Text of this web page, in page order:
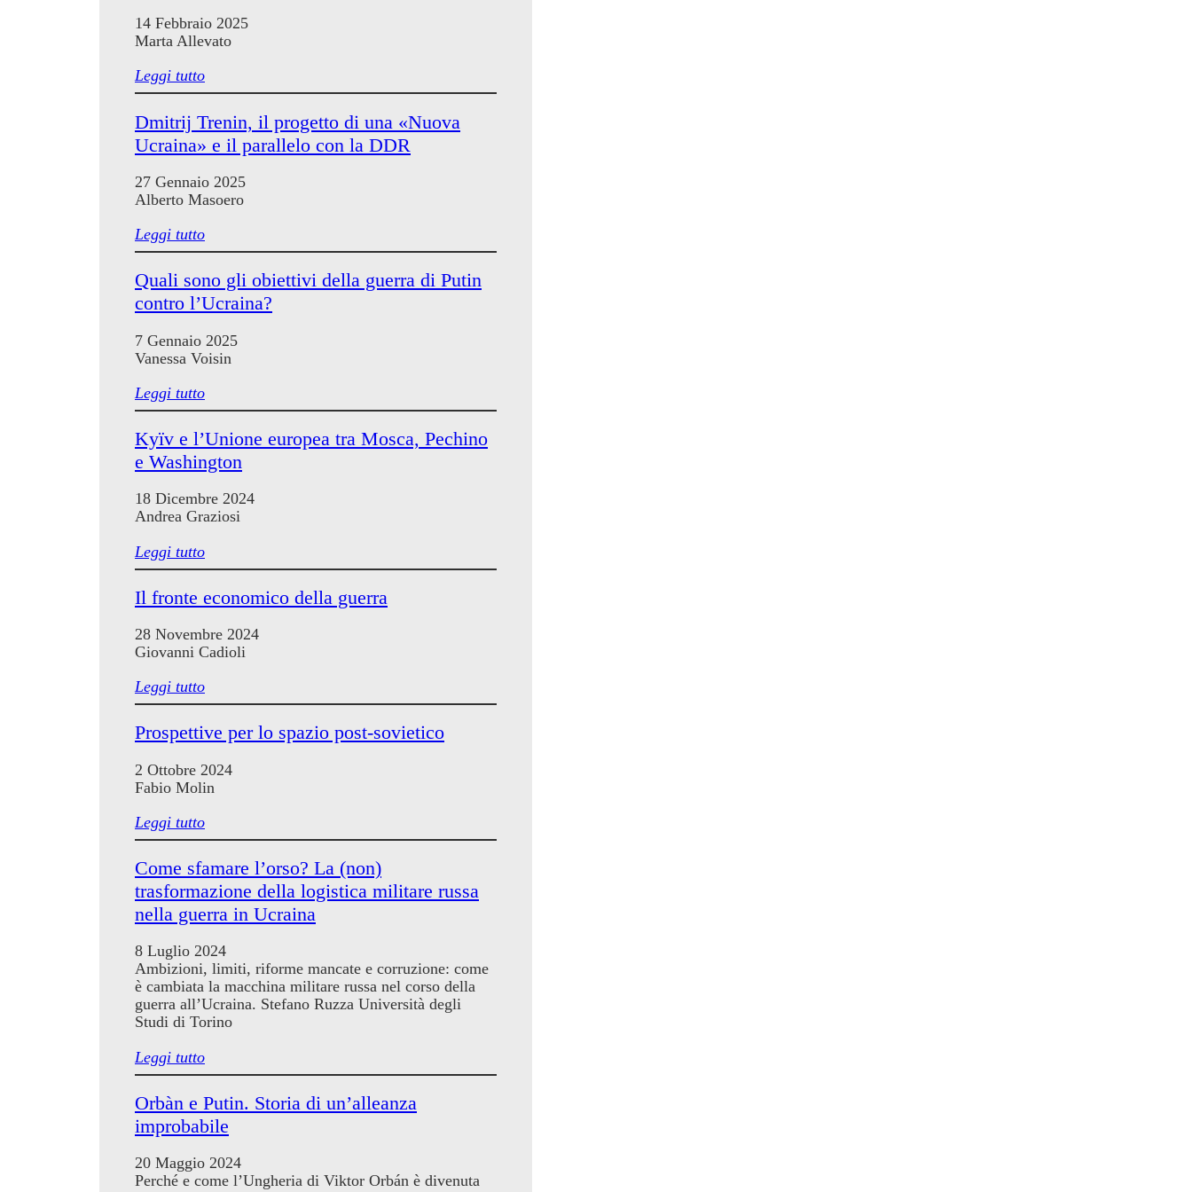
14 Febbraio 2025
Marta Allevato
Leggi tutto
Dmitrij Trenin, il progetto di una «Nuova
Ucraina» e il parallelo con la DDR
27 Gennaio 2025
Alberto Masoero
Leggi tutto
Quali sono gli obiettivi della guerra di Putin
contro l’Ucraina?
7 Gennaio 2025
Vanessa Voisin
Leggi tutto
Kyïv e l’Unione europea tra Mosca, Pechino
e Washington
18 Dicembre 2024
Andrea Graziosi
Leggi tutto
Il fronte economico della guerra
28 Novembre 2024
Giovanni Cadioli
Leggi tutto
Prospettive per lo spazio post-sovietico
2 Ottobre 2024
Fabio Molin
Leggi tutto
Come sfamare l’orso? La (non)
trasformazione della logistica militare russa
nella guerra in Ucraina
8 Luglio 2024
Ambizioni, limiti, riforme mancate e corruzione: come
è cambiata la macchina militare russa nel corso della
guerra all’Ucraina. Stefano Ruzza Università degli
Studi di Torino
Leggi tutto
Orbàn e Putin. Storia di un’alleanza
improbabile
20 Maggio 2024
Perché e come l’Ungheria di Viktor Orbán è divenuta